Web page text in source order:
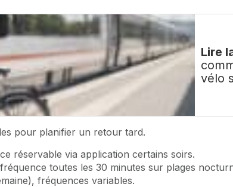
Lire
vélo
pour planifier un retour tard.
réservable via application certains soirs.
toutes les 30 minutes sur plages
fréquences variables.